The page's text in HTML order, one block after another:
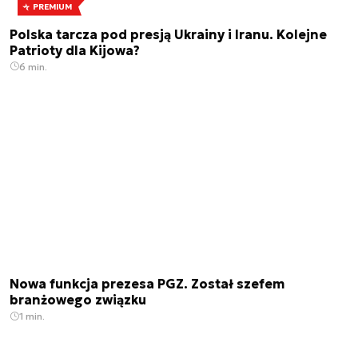
PREMIUM
Polska tarcza pod presją Ukrainy i Iranu. Kolejne
Patrioty dla Kijowa?
6 min.
Nowa funkcja prezesa PGZ. Został szefem
branżowego związku
1 min.